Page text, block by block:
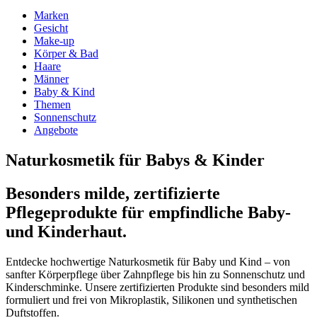
Marken
Gesicht
Make-up
Körper & Bad
Haare
Männer
Baby & Kind
Themen
Sonnenschutz
Angebote
Naturkosmetik für Babys & Kinder
Besonders milde, zertifizierte
Pflegeprodukte für empfindliche Baby-
und Kinderhaut.
Entdecke hochwertige Naturkosmetik für Baby und Kind – von
sanfter Körperpflege über Zahnpflege bis hin zu Sonnenschutz und
Kinderschminke. Unsere zertifizierten Produkte sind besonders mild
formuliert und frei von Mikroplastik, Silikonen und synthetischen
Duftstoffen.